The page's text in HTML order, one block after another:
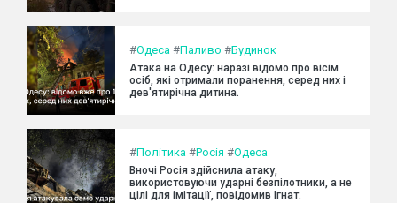
#Одеса #Паливо #Будинок
Атака на Одесу: наразі відомо про вісім
осіб, які отримали поранення, серед них і
дев'ятирічна дитина.
#Політика #Росія #Одеса
Вночі Росія здійснила атаку,
використовуючи ударні безпілотники, а не
цілі для імітації, повідомив Ігнат.